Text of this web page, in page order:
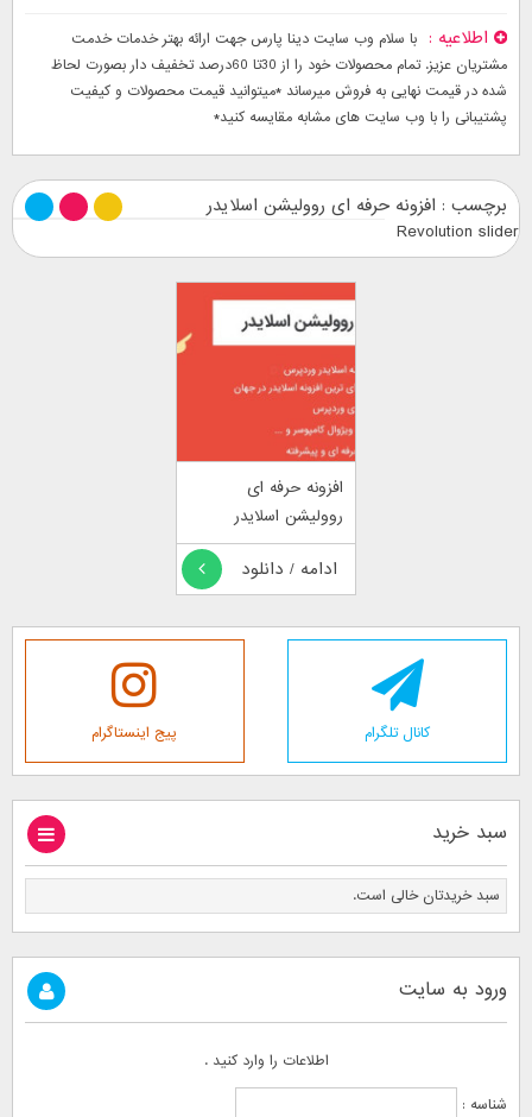
اطلاعیه
با سلام وب سایت دینا پارس جهت ارائه بهتر خدمات خدمت
مشتریان عزیز. تمام محصولات خود را از 30تا 60درصد تخفیف دار بصورت لحاظ
شده در قیمت نهایی به فروش میرساند *میتوانید قیمت محصولات و کیفیت
پشتیبانی را با وب سایت های مشابه مقایسه کنید*
برچسب : افزونه حرفه ای روولیشن اسلایدر
Revolution slider
افزونه حرفه ای
روولیشن اسلایدر
Revolution slider
ادامه / دانلود
کانال تلگرام پیج اینستاگرام
سبد خرید
سبد خریدتان خالی است.
ورود به سایت
اطلاعات را وارد کنید .
شناسه :